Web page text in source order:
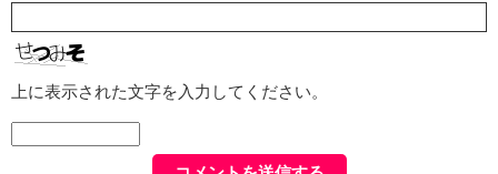
上に表示された文字を入力してください。